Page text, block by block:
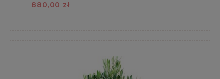
880,00 zł